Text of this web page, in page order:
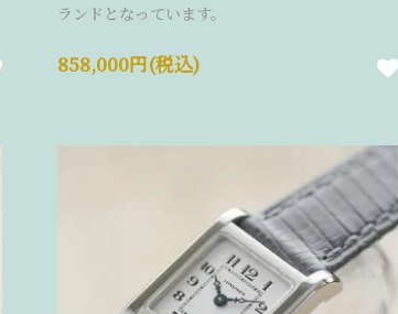
ランドとなっています。
858,000円(税込)